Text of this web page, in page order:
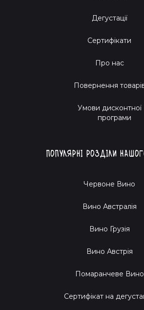
Дегустації
Сертифікати
Про нас
Повернення
Умови дисконтної
програми
Популярні розділи
Червоне Вино
Вино Австралія
Вино Грузія
Вино Австрія
Помаранчеве Вино
Cертифікат на